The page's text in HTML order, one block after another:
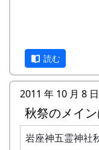
教授
(特)地
お問い合せは、
多可町地域
TEL.
FAX
読む
2011 年 10 月 8 日
秋祭のメイ
岩座神五霊神社